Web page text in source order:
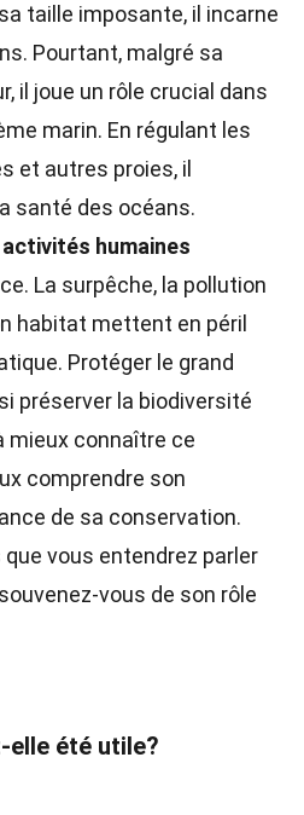
taille imposante, il incarne
Pourtant, malgré sa
il joue un rôle crucial dans
marin. En régulant les
et autres proies, il
santé des océans.
activités humaines
La surpêche, la pollution
habitat mettent en péril
Protéger le grand
préserver la biodiversité
mieux connaître ce
comprendre son
de sa conservation.
vous entendrez parler
vous de son rôle
elle été utile?